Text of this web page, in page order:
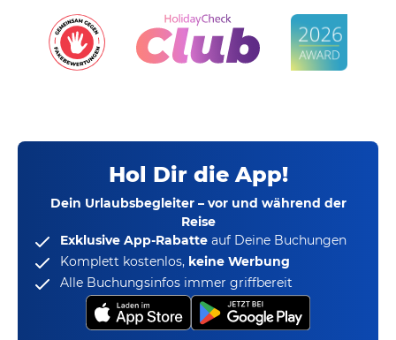
Hol Dir die App!
Dein Urlaubsbegleiter – vor und während der
Reise
Exklusive App-Rabatte auf Deine Buchungen
Komplett kostenlos, keine Werbung
Alle Buchungsinfos immer griffbereit